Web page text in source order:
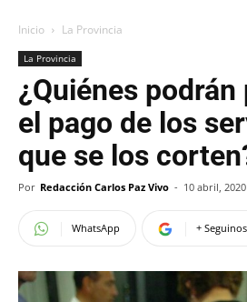
Inicio La Provincia
La Provincia
¿Quiénes
el pago de los
que se los
Por Redacción Carlos Paz Vivo - 10 abril, 2020
WhatsApp +